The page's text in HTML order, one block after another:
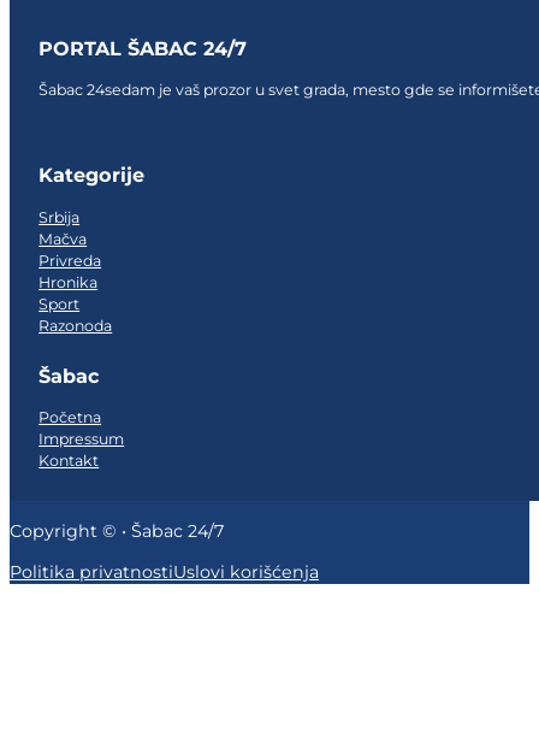
PORTAL ŠABAC 24/7
Šabac 24sedam je vaš prozor u svet grada, mesto gde se
Kategorije
Srbija
Mačva
Privreda
Hronika
Sport
Razonoda
Šabac
Početna
Impressum
Kontakt
Copyright © • Šabac 24/7
Politika privatnostiUslovi korišćenja